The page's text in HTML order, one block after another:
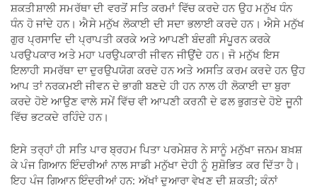
ਸ਼ਕਤੀਸ਼ਾਲੀ ਸਮਰੱਥਾ ਦੀ ਵਰਤੋਂ ਸਤਿ ਕਰਮਾਂ ਵਿੱਚ ਕਰਦੇ ਹਨ ਉਹ ਮਨੁੱਖ ਧੰਨ
ਧੰਨ ਹੋ ਜਾਂਦੇ ਹਨ। ਐਸੇ ਮਨੁੱਖ ਲੋਕਾਈ ਦੀ ਸਦਾ ਭਲਾਈ ਕਰਦੇ ਹਨ। ਐਸੇ ਮਨੁੱਖ
ਗੁਰ ਪ੍ਰਸਾਦਿ ਦੀ ਪ੍ਰਾਪਤੀ ਕਰਕੇ ਅਤੇ ਆਪਣੀ ਬੰਦਗੀ ਸੰਪੂਰਨ ਕਰਕੇ
ਪਰਉਪਕਾਰ ਅਤੇ ਮਹਾ ਪਰਉਪਕਾਰੀ ਜੀਵਨ ਜੀਉਂਦੇ ਹਨ। ਜੋ ਮਨੁੱਖ ਇਸ
ਇਲਾਹੀ ਸਮਰੱਥਾ ਦਾ ਦੁਰਉਪਯੋਗ ਕਰਦੇ ਹਨ ਅਤੇ ਅਸਤਿ ਕਰਮ ਕਰਦੇ ਹਨ ਉਹ
ਆਪ ਤਾਂ ਨਰਕਮਈ ਜੀਵਨ ਦੇ ਭਾਗੀ ਬਣਦੇ ਹੀ ਹਨ ਨਾਲ ਹੀ ਲੋਕਾਈ ਦਾ ਬੁਰਾ
ਕਰਦੇ ਹੋਏ ਆਉਣ ਵਾਲੇ ਸਮੇਂ ਵਿੱਚ ਵੀ ਆਪਣੀ ਕਰਨੀ ਦੇ ਫਲ ਭੁਗਤਦੇ ਹੋਏ ਜੂਨੀ
ਵਿੱਚ ਭਟਕਦੇ ਰਹਿੰਦੇ ਹਨ।
ਇਸੇ ਤਰ੍ਹਾਂ ਹੀ ਸਤਿ ਪਾਰ ਬ੍ਰਹਮ ਪਿਤਾ ਪਰਮੇਸ਼ਰ ਨੇ ਸਾਨੂੰ ਮਨੁੱਖਾ ਜਨਮ ਬਖ਼ਸ਼
ਕੇ ਪੰਜ ਗਿਆਨ ਇੰਦਰੀਆਂ ਨਾਲ ਸਾਡੀ ਮਨੁੱਖਾ ਦੇਹੀ ਨੂੰ ਸੁਸ਼ੋਭਿਤ ਕਰ ਦਿੱਤਾ ਹੈ।
ਇਹ ਪੰਜ ਗਿਆਨ ਇੰਦਰੀਆਂ ਹਨ: ਅੱਖਾਂ ਦੁਆਰਾ ਵੇਖਣ ਦੀ ਸ਼ਕਤੀ; ਕੰਨਾਂ